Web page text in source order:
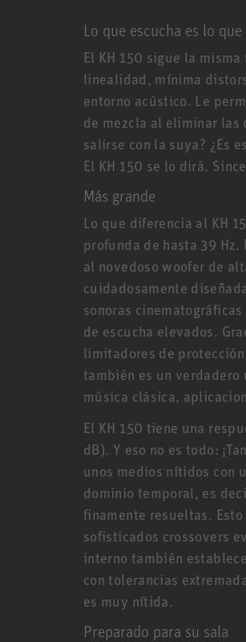
Lo que escucha es lo
El KH 150 sigue la
linealidad, mínima
entorno acústico. Le
de mezcla al eliminar las
salirse con la suya? ¿Es
El KH 150 se lo dirá.
Más grande
Lo que diferencia al KH
profunda de hasta 39
al novedoso woofer de
cuidadosamente
sonoras
de escucha elevados.
limitadores de
también es un
música clásica,
El KH 150 tiene una
dB). Y eso no es todo:
unos medios nítidos con
dominio temporal, es
finamente resueltas.
sofisticados crossovers
interno también
con tolerancias
es muy nítida.
Preparado para su sala